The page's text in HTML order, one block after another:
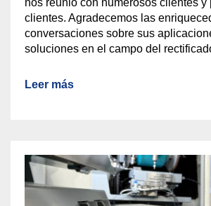
clientes. Agradecemos las
conversaciones sobre sus
soluciones en el campo del
Leer más